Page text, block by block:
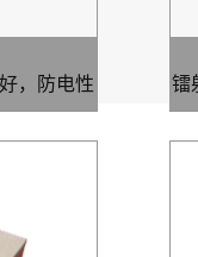
，防电性
镭